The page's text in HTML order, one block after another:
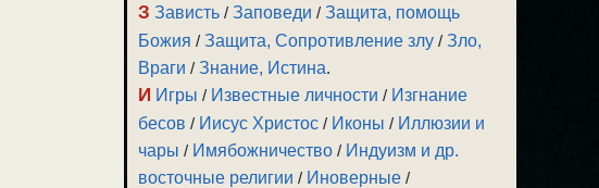
З Зависть /Заповеди /Защита, помощь
Божия /Защита, Сопротивление злу /Зло,
Враги /Знание, Истина.
И Игры / Известные личности / Изгнание
бесов / Иисус Христос / Иконы / Иллюзии и
чары / Имябожничество / Индуизм и др.
восточные религии / Иноверные /